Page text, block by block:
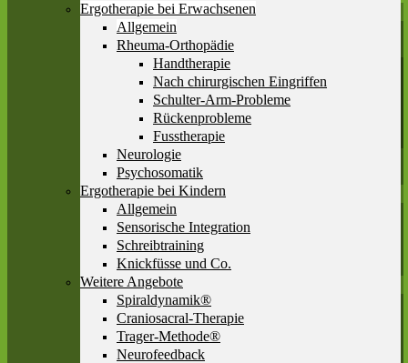
Ergotherapie bei Erwachsenen
Allgemein
Rheuma-Orthopädie
Handtherapie
Nach chirurgischen Eingriffen
Schulter-Arm-Probleme
Rückenprobleme
Fusstherapie
Neurologie
Psychosomatik
Ergotherapie bei Kindern
Allgemein
Sensorische Integration
Schreibtraining
Knickfüsse und Co.
Weitere Angebote
Spiraldynamik®
Craniosacral-Therapie
Trager-Methode®
Neurofeedback